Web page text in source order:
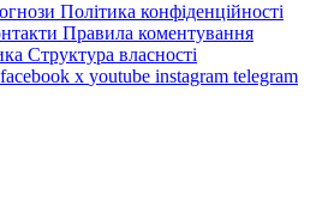
Політика конфіденційності
Правила коментування
Структура власності
facebook x youtube instagram telegram